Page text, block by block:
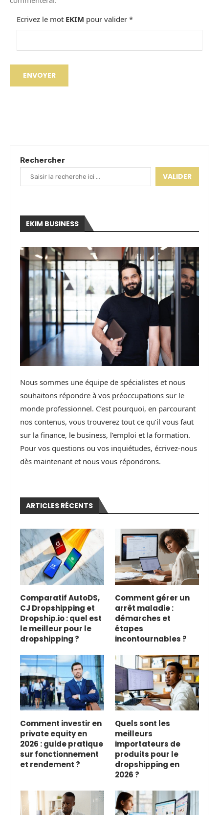
Ecrivez le mot EKIM pour valider *
Rechercher
VALIDER
EKIM BUSINESS
Nous sommes une équipe de spécialistes et nous
souhaitons répondre à vos préoccupations sur le
monde professionnel. C’est pourquoi, en parcourant
nos contenus, vous trouverez tout ce qu’il vous faut
sur la finance, le business, l’emploi et la formation.
Pour vos questions ou vos inquiétudes, écrivez-nous
dès maintenant et nous vous répondrons.
ARTICLES RÉCENTS
Comparatif AutoDS,
CJ Dropshipping et
Dropship.io : quel est
le meilleur pour le
dropshipping ?
Comment gérer un
arrêt maladie :
démarches et
étapes
incontournables ?
Comment investir en
private equity en
2026 : guide pratique
sur fonctionnement
et rendement ?
Quels sont les
meilleurs
importateurs de
produits pour le
dropshipping en
2026 ?